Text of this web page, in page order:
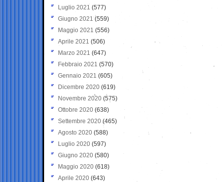
Luglio 2021 (577)
Giugno 2021(559)
Maggio 2021 (556)
Aprile 2021 (506)
Marzo 2021 (647)
Febbraio 2021 (570)
Gennaio 2021 (605)
Dicembre 2020 (619)
Novembre 2020 (575)
Ottobre 2020 (638)
Settembre 2020(465)
Agosto 2020 (588)
Luglio 2020 (597)
Giugno 2020 (580)
Maggio 2020 (618)
Aprile 2020 (643)